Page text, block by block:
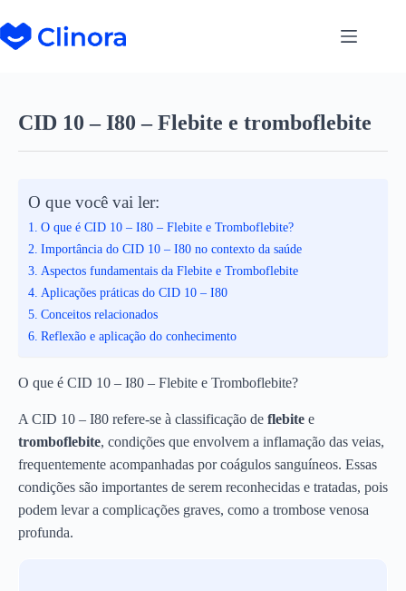
CID 10 – I80 – Flebite e tromboflebite
O que você vai ler:
O que é CID 10 – I80 – Flebite e Tromboflebite?
Importância do CID 10 – I80 no contexto da saúde
Aspectos fundamentais da Flebite e Tromboflebite
Aplicações práticas do CID 10 – I80
Conceitos relacionados
Reflexão e aplicação do conhecimento
O que é CID 10 – I80 – Flebite e Tromboflebite?
A CID 10 – I80 refere-se à classificação de flebite e
tromboflebite, condições que envolvem a inflamação das veias,
frequentemente acompanhadas por coágulos sanguíneos. Essas
condições são importantes de serem reconhecidas e tratadas, pois
podem levar a complicações graves, como a trombose venosa
profunda.